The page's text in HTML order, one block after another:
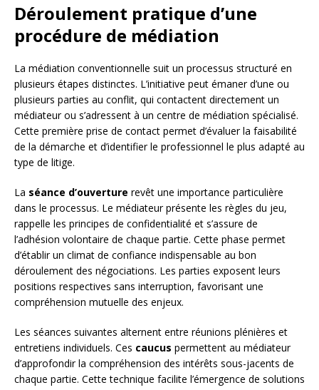
Déroulement pratique d’une
procédure de médiation
La médiation conventionnelle suit un processus structuré en
plusieurs étapes distinctes. L’initiative peut émaner d’une ou
plusieurs parties au conflit, qui contactent directement un
médiateur ou s’adressent à un centre de médiation spécialisé.
Cette première prise de contact permet d’évaluer la faisabilité
de la démarche et d’identifier le professionnel le plus adapté au
type de litige.
La séance d’ouverture revêt une importance particulière
dans le processus. Le médiateur présente les règles du jeu,
rappelle les principes de confidentialité et s’assure de
l’adhésion volontaire de chaque partie. Cette phase permet
d’établir un climat de confiance indispensable au bon
déroulement des négociations. Les parties exposent leurs
positions respectives sans interruption, favorisant une
compréhension mutuelle des enjeux.
Les séances suivantes alternent entre réunions plénières et
entretiens individuels. Ces caucus permettent au médiateur
d’approfondir la compréhension des intérêts sous-jacents de
chaque partie. Cette technique facilite l’émergence de solutions